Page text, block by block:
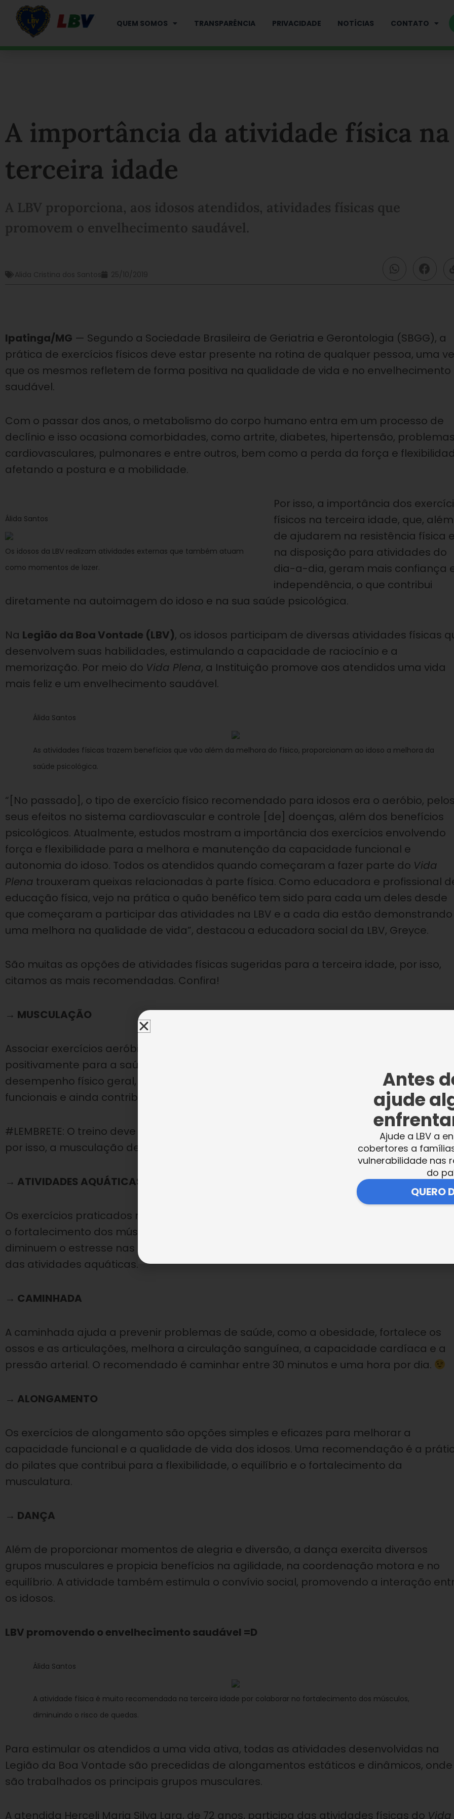
QUEM SOMOS TRANSPARÊNCIA PRIVACIDADE NOTÍCIAS CONTATO
A importância da atividade física na
terceira idade
A LBV proporciona, aos idosos atendidos, atividades físicas que
promovem o envelhecimento saudável.
Alida Cristina dos Santos 25/10/2019
Ipatinga/MG — Segundo a Sociedade Brasileira de Geriatria e Gerontologia (SBGG), a
prática de exercícios físicos deve estar presente na rotina de qualquer pessoa, uma
que os mesmos refletem de forma positiva na qualidade de vida e no envelhecimento
saudável.
Com o passar dos anos, o metabolismo do corpo humano entra em um processo de
declínio e isso ocasiona comorbidades, como artrite, diabetes, hipertensão,
cardiovasculares, pulmonares e entre outros, bem como a perda da força e
afetando a postura e a mobilidade.
Álida Santos
Os idosos da LBV realizam atividades externas que também atuam
como momentos de lazer.
Por isso, a importância dos
físicos na terceira idade, que, além
de ajudarem na resistência física
na disposição para atividades do
dia-a-dia, geram mais confiança
independência, o que contribui
diretamente na autoimagem do idoso e na sua saúde psicológica.
Na Legião da Boa Vontade (LBV), os idosos participam de diversas atividades físicas
desenvolvem suas habilidades, estimulando a capacidade de raciocínio e a
memorização. Por meio do Vida Plena, a Instituição promove aos atendidos uma vida
mais feliz e um envelhecimento saudável.
Álida Santos
As atividades físicas trazem benefícios que vão além da melhora do físico, proporcionam ao idoso a melhora da
saúde psicológica.
“[No passado], o tipo de exercício físico recomendado para idosos era o aeróbio,
seus efeitos no sistema cardiovascular e controle [de] doenças, além dos benefícios
psicológicos. Atualmente, estudos mostram a importância dos exercícios envolvendo
força e flexibilidade para a melhora e manutenção da capacidade funcional e
autonomia do idoso. Todos os atendidos quando começaram a fazer parte do Vida
Plena trouxeram queixas relacionadas à parte física. Como educadora e profissional
educação física, vejo na prática o quão benéfico tem sido para cada um deles desde
que começaram a participar das atividades na LBV e a cada dia estão demonstrando
uma melhora na qualidade de vida”, destacou a educadora social da LBV, Greyce.
São muitas as opções de atividades físicas sugeridas para a terceira idade, por isso,
citamos as mais recomendadas. Confira!
→ MUSCULAÇÃO
Associar exercícios aeróbicos com exercícios resistidos (musculação) contribui
positivamente para a saúde. A musculação ajudar a aumentar a força muscular e o
desempenho físico geral, e como consequência, previne o avanço de limitações
funcionais e ainda contribui para o alívio de dores crônicas.
#LEMBRETE: O treino deve ser feito de acordo com o condicionamento físico de cada
por isso, a musculação deve ser acompanhada por um profissional da área.
→ ATIVIDADES AQUÁTICAS
Os exercícios praticados na água, com a orientação de um profissional, contribuem
o fortalecimento dos músculos, melhoram a saúde cardiovascular e respiratória, e
diminuem o estresse nas articulações. A hidroginástica e a natação são bons
das atividades aquáticas.
→ CAMINHADA
A caminhada ajuda a prevenir problemas de saúde, como a obesidade, fortalece os
ossos e as articulações, melhora a circulação sanguínea, a capacidade cardíaca e a
pressão arterial. O recomendado é caminhar entre 30 minutos e uma hora por dia.
→ ALONGAMENTO
Os exercícios de alongamento são opções simples e eficazes para melhorar a
capacidade funcional e a qualidade de vida dos idosos. Uma recomendação é a
do pilates que contribui para a flexibilidade, o equilíbrio e o fortalecimento da
musculatura.
→ DANÇA
Além de proporcionar momentos de alegria e diversão, a dança exercita diversos
grupos musculares e propicia benefícios na agilidade, na coordenação motora e no
equilíbrio. A atividade também estimula o convívio social, promovendo a interação
os idosos.
LBV promovendo o envelhecimento saudável =D
Álida Santos
A atividade física é muito recomendada na terceira idade por colaborar no fortalecimento dos músculos,
diminuindo o risco de quedas.
Para estimular os atendidos a uma vida ativa, todas as atividades desenvolvidas na
Legião da Boa Vontade são precedidas de alongamentos estáticos e dinâmicos, onde
são trabalhados os principais grupos musculares.
A atendida Herceli Maria Silva Lara, de 72 anos, participa das atividades físicas do Vida
Antes
ajude
Ajude a LBV a
cobertores a
vulnerabilidade nas
do
QUERO